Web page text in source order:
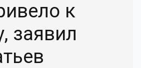
к
заявил